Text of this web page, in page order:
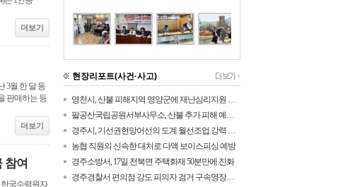
더보기
3월 한 달 동
판매하는 등
더보기
참여
국수력원자
현장리포트(사건·사고)
영천시, 산불 피해지역 영양군에 재난심리지원 나섰다!
팔공산국립공원서부사무소, 산불 추가 피해 예방을 위해 탐방로 통제구간 확대
경주시, 기선권현망어선의 도계 월선조업 강력 대응
농협 직원의 신속한 대처로 다액 보이스피싱 예방
경주소방서, 17일 천북면 주택화재 50분만에 진화
경주경찰서 편의점 강도 피의자 검거 구속영장신청